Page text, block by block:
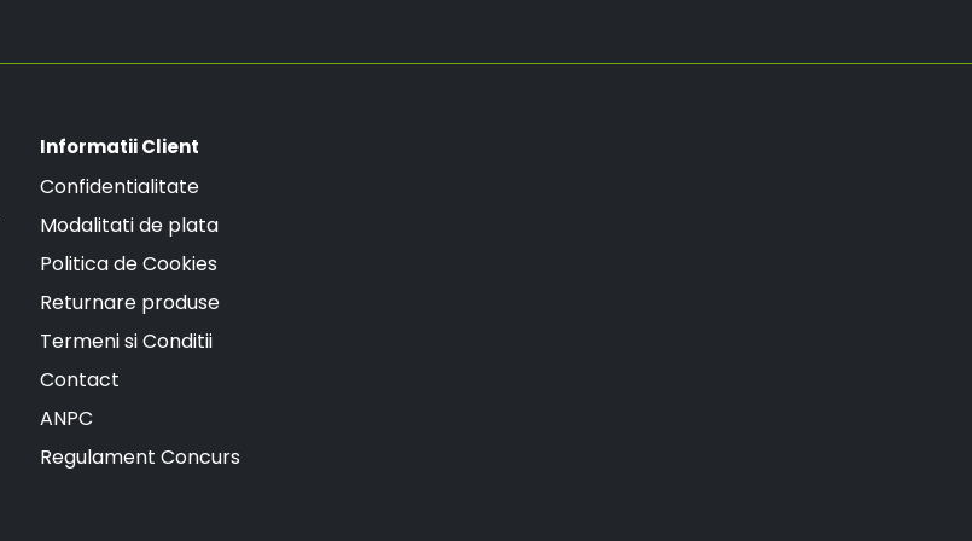
Informatii Client
Confidentialitate
Modalitati de plata
Politica de Cookies
Returnare produse
Termeni si Conditii
Contact
ANPC
Regulament Concurs